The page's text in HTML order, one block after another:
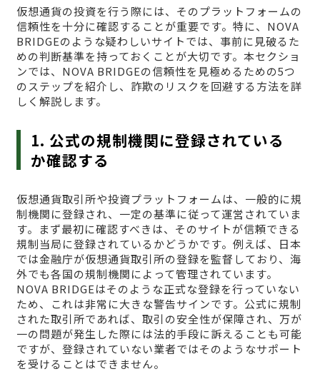
仮想通貨の投資を行う際には、そのプラットフォームの
信頼性を十分に確認することが重要です。特に、NOVA
BRIDGEのような疑わしいサイトでは、事前に見破るた
めの判断基準を持っておくことが大切です。本セクショ
ンでは、NOVA BRIDGEの信頼性を見極めるための5つ
のステップを紹介し、詐欺のリスクを回避する方法を詳
しく解説します。
1. 公式の規制機関に登録されている
か確認する
仮想通貨取引所や投資プラットフォームは、一般的に規
制機関に登録され、一定の基準に従って運営されていま
す。まず最初に確認すべきは、そのサイトが信頼できる
規制当局に登録されているかどうかです。例えば、日本
では金融庁が仮想通貨取引所の登録を監督しており、海
外でも各国の規制機関によって管理されています。
NOVA BRIDGEはそのような正式な登録を行っていない
ため、これは非常に大きな警告サインです。公式に規制
された取引所であれば、取引の安全性が保障され、万が
一の問題が発生した際には法的手段に訴えることも可能
ですが、登録されていない業者ではそのようなサポート
を受けることはできません。